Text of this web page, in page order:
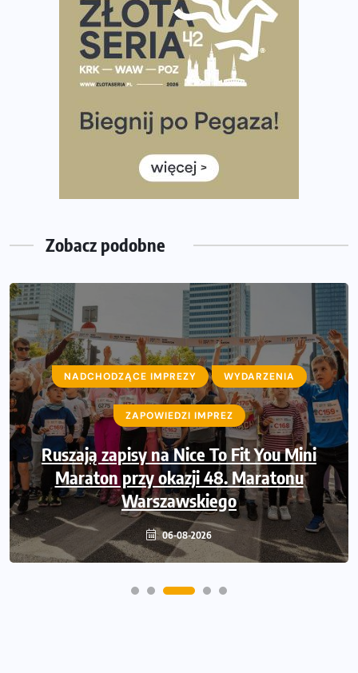
Tętno vs tempo – czym kierować się w bieganiu?
Co ma dużo białka? Produkty, które warto włączyć do
Rozbiegany Olsztyn szykuje się na weekend z
Już w tę sobotę 35. Bieg Powstania Warszawskiego.
Wystartuje rekordowa liczba uczestników
35. Bieg Powstania Warszawskiego – praktyczny
poradnik przed startem
Zobacz podobne
NADCHODZĄCE IMPREZY WYDARZENIA
ZAPOWIEDZI IMPREZ
Ruszają zapisy na Nice To Fit You Mini
Maraton przy okazji 48. Maratonu
Warszawskiego
06-08-2026
NADCHODZĄCE IMPREZY WYDARZENIA
ZAPOWIEDZI IMPREZ
Sprawdzone trasy wracają! Poznaj
przebieg 43. Toruń Maratonu, 17. Toruń
Półmaratonu i biegu na 5 km
06-08-2026